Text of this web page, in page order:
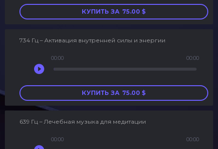
КУПИТЬ ЗА 75.00 $
734 Гц – Активация внутренней силы и энергии
Аудиоплеер
00:00 00:00
КУПИТЬ ЗА 75.00 $
639 Гц – Лечебная музыка для медитации
00:00 00:00